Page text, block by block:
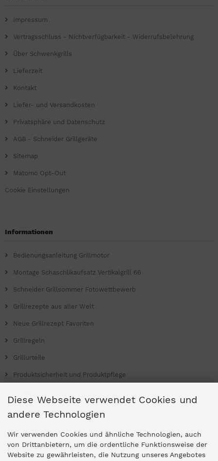
Impressum
Vertragsschluss - Nichtverfügbarkeit - Widerrufsbelehrung
Über Schwenkgrills
Lieferzeit
Kontakt
Liefer- und Versandkosten
Privatsphäre und Datenschutz
AGB - Schneider Grillgeräte
Sitemap
Matomo Opt-Out
Cookie Einstellungen
Informationen
Bedienungsanleitung Grillmotor
Montage Schaschlikaufsatz Vertikalgrill 66
Schneider Grillsommer Fotowettbewerb
Grillrezepte aus aller Welt
Neue Grillrezept Favoriten
Grillregeln
Grillurteile
Produktsicherheit und Produktpflege
Ladengeschäfte
Diese Webseite verwendet Cookies und
andere Technologien
Wir verwenden Cookies und ähnliche Technologien, auch
von Drittanbietern, um die ordentliche Funktionsweise der
Website zu gewährleisten, die Nutzung unseres Angebotes